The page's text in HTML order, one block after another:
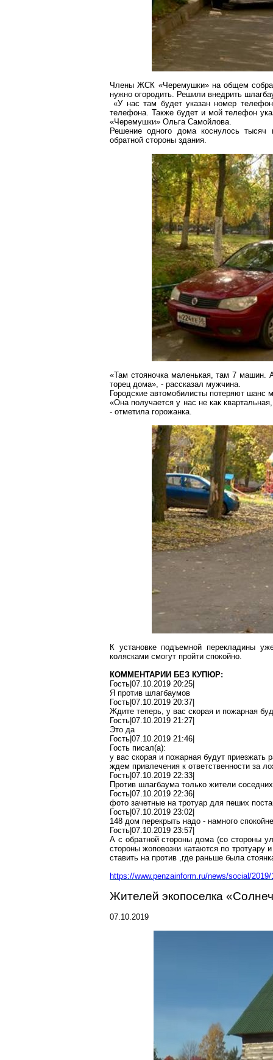
Члены ЖСК «Черемушки» наобщем
нужно огородить. Решили внедрить
«У нас там будет указан номер
телефона. Также будети мой телефон
«Черемушки» Ольга Самойлова.
Решение одного дома коснулось
обратной стороны здания.
«Там стояночкамаленькая, там 7 машин.
торец дома», - рассказал мужчина.
Городские автомобилисты потеряют шанс
«Она получается у нас не как
- отметила горожанка.
К установке подъемной перекладины
колясками смогут пройти спокойно.
КОММЕНТАРИИ БЕЗ КУПЮР:
Гость|07.10.2019 20:25|
Я против шлагбаумов
Гость|07.10.2019 20:37|
Ждите теперь, у вас скорая и пожарная
Гость|07.10.2019 21:27|
Это да
Гость|07.10.2019 21:46|
Гость писал(a):
у вас скорая и пожарная будут приезжать
ждем привлечения к ответственности за
Гость|07.10.2019 22:33|
Против шлагбаума только жители
Гость|07.10.2019 22:36|
фото зачетные на тротуар для пеших
Гость|07.10.2019 23:02|
148 дом перекрыть надо - намного
Гость|07.10.2019 23:57|
А с обратной стороны дома (со стороны
стороныжоповозки катаются по тротуару
ставить на против ,где раньше была
https://www.penzainform.ru/news/social/
Жителей экопоселка
07.10.2019